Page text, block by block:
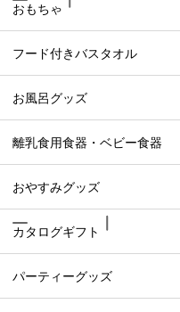
おもちゃ
フード付きバスタオル
お風呂グッズ
離乳食用食器・ベビー食器
おやすみグッズ
カタログギフト
パーティーグッズ